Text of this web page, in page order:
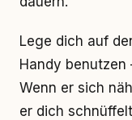
Lege dich auf
Handy benutzen
Wenn er sich
er dich